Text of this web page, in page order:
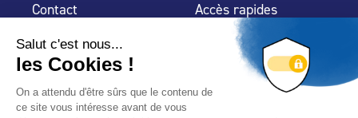
Contact
32 rue de Mogador
75 009 Paris
Accès rapides
Espace Presse
Trouver un
professionnel